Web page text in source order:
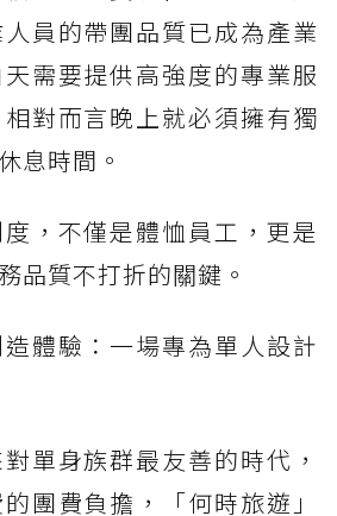
員的帶團品質已成為產業
需要提供高強度的專業服
對而言晚上就必須擁有獨
息時間。
，不僅是體恤員工，更是
品質不打折的關鍵。
體驗：一場專為單人設計
單身族群最友善的時代，
團費負擔，「何時旅遊」